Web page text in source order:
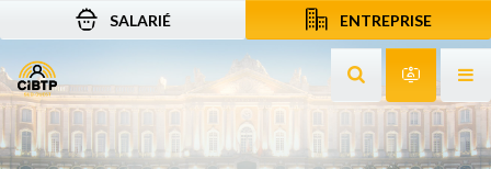
Aller au contenu
Aller à la recherche
Aller à la navigation
SALARIÉ ENTREPRISE
Rechercher sur